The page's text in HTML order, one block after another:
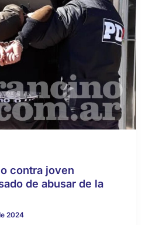
contra joven
de abusar de la
2024